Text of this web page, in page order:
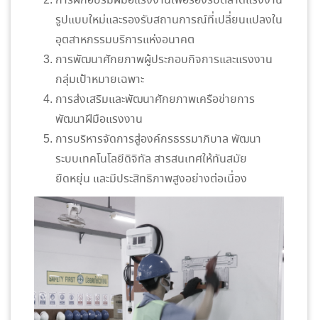
รูปแบบใหม่และรองรับสถานการณ์ที่เปลี่ยนแปลงใน
อุตสาหกรรมบริการแห่งอนาคต
การพัฒนาศักยภาพผู้ประกอบกิจการและแรงงาน
กลุ่มเป้าหมายเฉพาะ
การส่งเสริมและพัฒนาศักยภาพเครือข่ายการ
พัฒนาฝีมือแรงงาน
การบริหารจัดการสู่องค์กรธรรมาภิบาล พัฒนา
ระบบเทคโนโลยีดิจิทัล สารสนเทศให้ทันสมัย
ยืดหยุ่น และมีประสิทธิภาพสูงอย่างต่อเนื่อง